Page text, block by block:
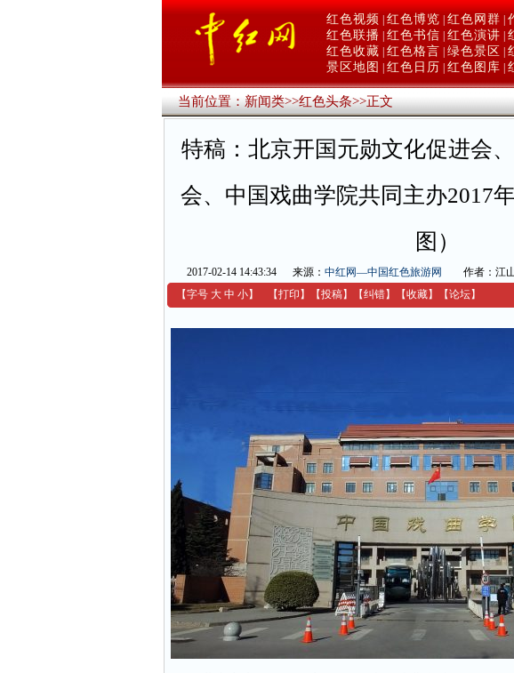
红色视频 红色博览 红色网群
红色联播 红色书信 红色演讲
红色收藏 红色格言 绿色景区
景区地图
红色日历 红色图库
当前位置：新闻类>>红色头条>>正文
特稿：北京开国元勋文化促进会
会、中国戏曲学院共同主办2017
图）
2017-02-14 14:43:34 来源： 中红网—中国红色旅游网 作者：江
【字号 大 中 小】 【打印 】 【投稿】 【纠错】 【收藏】 【论坛】